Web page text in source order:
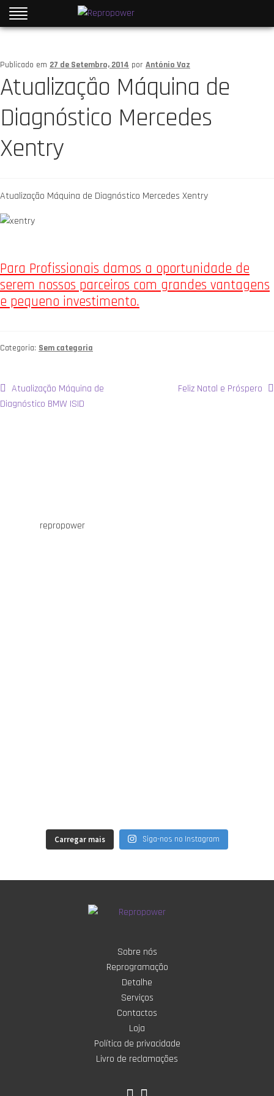
Publicado em 27 de Setembro, 2014 por António Vaz
Atualização Máquina de
Diagnóstico Mercedes
Xentry
Atualização Máquina de Diagnóstico Mercedes Xentry
Para Profissionais damos a oportunidade de
serem nossos parceiros com grandes vantagens
e pequeno investimento.
Categoria: Sem categoria
Navegação
de
Artigo
anterior:
Atualização Máquina de
Diagnóstico BMW ISID
Artigo
Feliz Natal e Próspero
repropower
Carregar mais Siga-nos no Instagram
Sobre nós
Reprogramação
Detalhe
Serviços
Contactos
Loja
Política de privacidade
Livro de reclamações